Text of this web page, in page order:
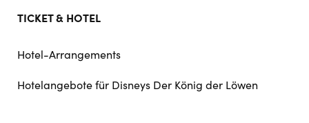
TICKET & HOTEL
Hotel-Arrangements
Hotelangebote für Disneys Der König der Löwen